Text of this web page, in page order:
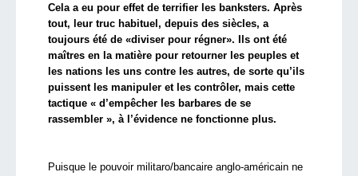
Cela a eu pour effet de terrifier les banksters. Après
tout, leur truc habituel, depuis des siècles, a
toujours été de «diviser pour régner». Ils ont été
maîtres en la matière pour retourner les peuples et
les nations les uns contre les autres, de sorte qu’ils
puissent les manipuler et les contrôler, mais cette
tactique « d’empêcher les barbares de se
rassembler », à l’évidence ne fonctionne plus.
Puisque le pouvoir militaro/bancaire anglo-américain ne